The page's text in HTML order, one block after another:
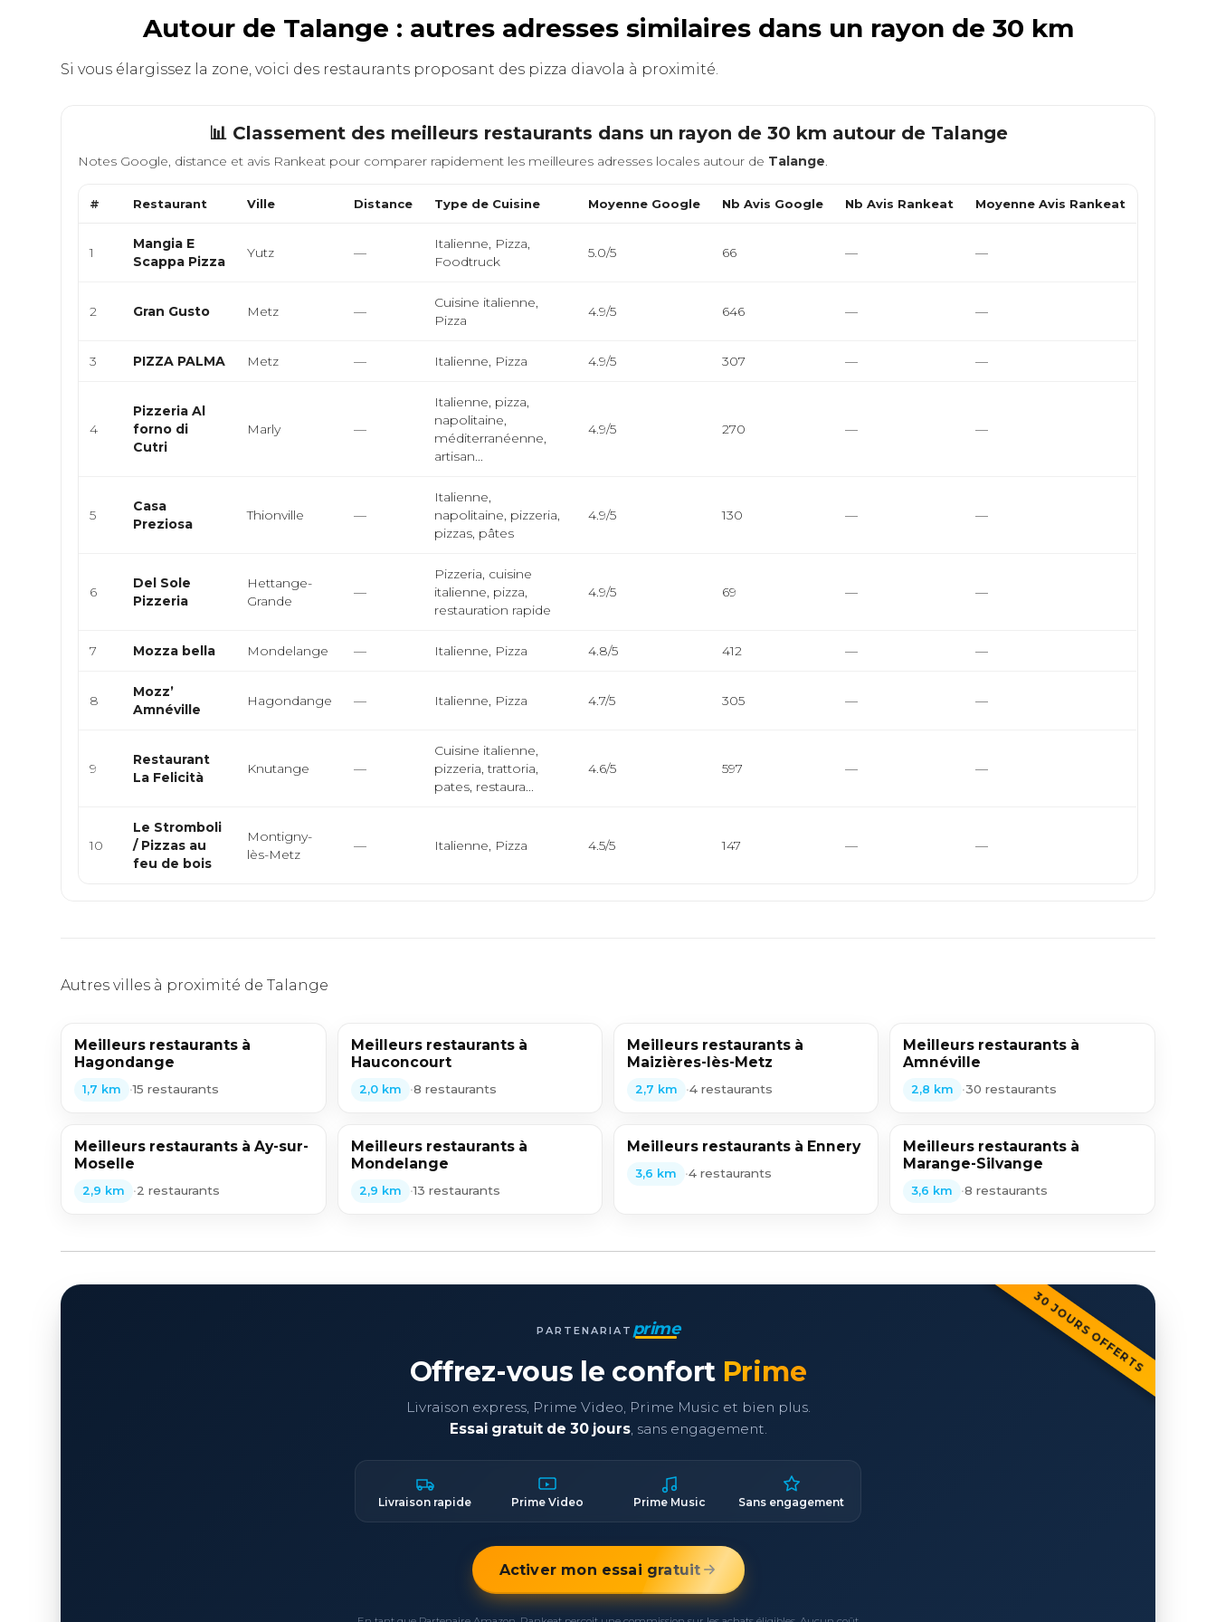
Autour de Talange : autres adresses similaires dans un rayon de 30 km
Si vous élargissez la zone, voici des restaurants proposant des pizza diavola à proximité.
📊 Classement des meilleurs restaurants dans un rayon de 30 km autour de Talange
Notes Google, distance et avis Rankeat pour comparer rapidement les meilleures adresses locales autour de Talange.
# Restaurant Ville Distance Type de Cuisine Moyenne Google Nb Avis Google Nb Avis Rankeat Moyenne Avis Rankeat
1
Mangia E
Scappa Pizza
Yutz —
Italienne, Pizza,
Foodtruck
5.0/5 66 — —
2 Gran Gusto Metz —
Cuisine italienne,
Pizza
4.9/5 646 — —
3 PIZZA PALMA Metz — Italienne, Pizza 4.9/5 307 — —
4
Pizzeria Al
forno di
Cutri
Marly —
Italienne, pizza,
napolitaine,
méditerranéenne,
artisan...
4.9/5 270 — —
5
Casa
Preziosa
Thionville —
Italienne,
napolitaine, pizzeria,
pizzas, pâtes
4.9/5 130 — —
6
Del Sole
Pizzeria
Hettange-
Grande
—
Pizzeria, cuisine
italienne, pizza,
restauration rapide
4.9/5 69 — —
7 Mozza bella Mondelange — Italienne, Pizza 4.8/5 412 — —
8
Mozz’
Amnéville
Hagondange — Italienne, Pizza 4.7/5 305 — —
9
Restaurant
La Felicità
Knutange —
Cuisine italienne,
pizzeria, trattoria,
pates, restaura...
4.6/5 597 — —
10
Le Stromboli
/ Pizzas au
feu de bois
Montigny-
lès-Metz
— Italienne, Pizza 4.5/5 147 — —
Autres villes à proximité de Talange
Meilleurs restaurants à
Hagondange
1,7 km •15 restaurants
Meilleurs restaurants à
Hauconcourt
2,0 km •8 restaurants
Meilleurs restaurants à
Maizières-lès-Metz
2,7 km •4 restaurants
Meilleurs restaurants à
Amnéville
2,8 km •30 restaurants
Meilleurs restaurants à Ay-sur-
Moselle
2,9 km •2 restaurants
Meilleurs restaurants à
Mondelange
2,9 km •13 restaurants
Meilleurs restaurants à Ennery
3,6 km •4 restaurants
Meilleurs restaurants à
Marange-Silvange
3,6 km •8 restaurants
30 JOURS OFFERTS
PARTENARIAT prime
Offrez-vous le confort Prime
Livraison express, Prime Video, Prime Music et bien plus.
Essai gratuit de 30 jours, sans engagement.
Livraison rapide Prime Video Prime Music Sans engagement
Activer mon essai gratuit